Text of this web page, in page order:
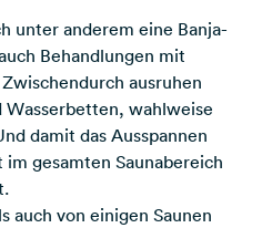
unter anderem eine Banja-
Behandlungen mit
ausruhen
Wasserbetten, wahlweise
damit das Ausspannen
gesamten Saunabereich
auch von einigen Saunen